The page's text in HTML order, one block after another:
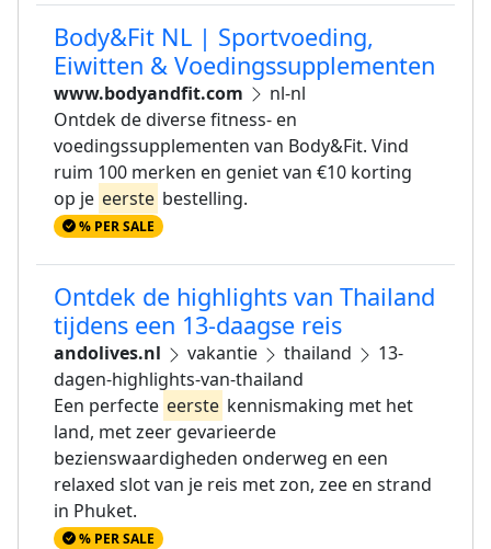
Body&Fit NL | Sportvoeding,
Eiwitten & Voedingssupplementen
www.bodyandfit.com
nl-nl
Ontdek de diverse fitness- en
voedingssupplementen van Body&Fit. Vind
ruim 100 merken en geniet van €10 korting
op je eerste bestelling.
% PER SALE
Ontdek de highlights van Thailand
tijdens een 13-daagse reis
andolives.nl vakantie thailand
13-
dagen-highlights-van-thailand
Een perfecte eerste kennismaking met het
land, met zeer gevarieerde
bezienswaardigheden onderweg en een
relaxed slot van je reis met zon, zee en strand
in Phuket.
% PER SALE